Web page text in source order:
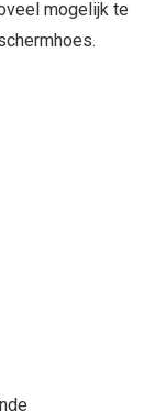
mogelijk te